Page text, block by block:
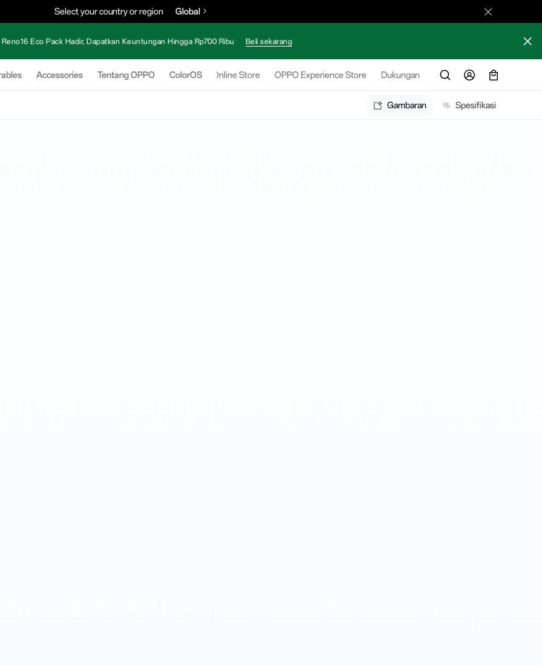
Select your country or region Global
Reno16 Eco Pack Hadir, Dapatkan Keuntungan Hingga Rp700 Ribu Beli sekarang
Accessories Tentang OPPO ColorOS Online Store OPPO Experience Store Dukungan
Gambaran Spesifikasi